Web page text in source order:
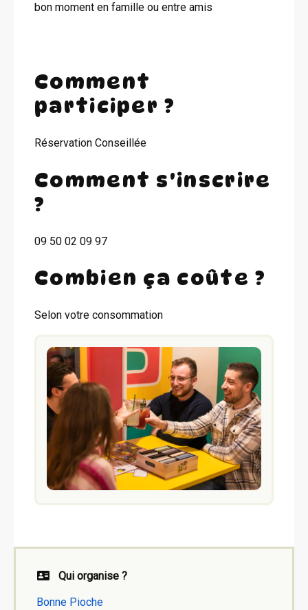
bon moment en famille ou entre amis
Comment
participer ?
Réservation Conseillée
Comment s'inscrire
?
09 50 02 09 97
Combien ça coûte ?
Selon votre consommation
Qui organise ?
Bonne Pioche